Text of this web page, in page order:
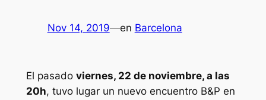
Nov 14, 2019—en Barcelona
El pasado viernes, 22 de noviembre, a las
20h, tuvo lugar un nuevo encuentro B&P en